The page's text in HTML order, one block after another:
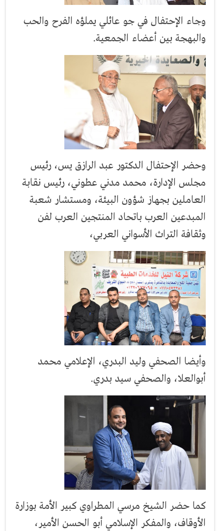
وجاء الإحتفال في جو عائلي يملؤه الفرح والحب
والبهجة بين أعضاء الجمعية.
وحضر الإحتفال الدكتور عبد الرازق يس، رئيس
مجلس الإدارة، محمد مدني عطوني، رئيس نقابة
العاملين بجهاز شؤون البيئة، ومستشار شعبة
المبدعين العرب باتحاد المنتجين العرب لفن
وثقافة التراث الأسواني العربي،
وأيضا الصحفي وليد البدري، الإعلامي محمد
أبوالعلا، والصحفي سيد بدري.
كما حضر الشيخ مرسي المطراوي كبير الأمة بوزارة
الأوقاف، والمفكر الإسلامي أبو الحسن الأمير،